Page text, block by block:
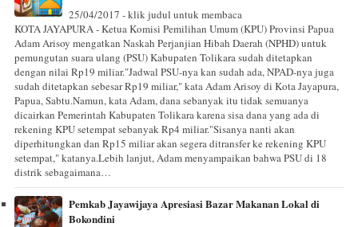
25/04/2017 - klik judul untuk membaca
KOTA JAYAPURA - Ketua Komisi Pemilihan Umum (KPU) Provinsi Papua
Adam Arisoy mengatkan Naskah Perjanjian Hibah Daerah (NPHD) untuk
pemungutan suara ulang (PSU) Kabupaten Tolikara sudah ditetapkan
dengan nilai Rp19 miliar."Jadwal PSU-nya kan sudah ada, NPAD-nya juga
sudah ditetapkan sebesar Rp19 miliar," kata Adam Arisoy di Kota Jayapura,
Papua, Sabtu.Namun, kata Adam, dana sebanyak itu tidak semuanya
dicairkan Pemerintah Kabupaten Tolikara karena sisa dana yang ada di
rekening KPU setempat sebanyak Rp4 miliar."Sisanya nanti akan
diperhitungkan dan Rp15 miliar akan segera ditransfer ke rekening KPU
setempat," katanya.Lebih lanjut, Adam menyampaikan bahwa PSU di 18
distrik sebagaimana…
Pemkab Jayawijaya Apresiasi Bazar Makanan Lokal di
Bokondini